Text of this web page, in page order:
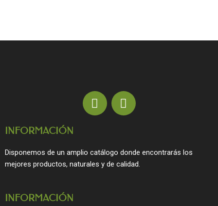
F
a
o
o
I
n
g
r
INFORMACIÓN
Disponemos de un amplio catálogo donde encontrarás los
mejores productos, naturales y de calidad.
INFORMACIÓN